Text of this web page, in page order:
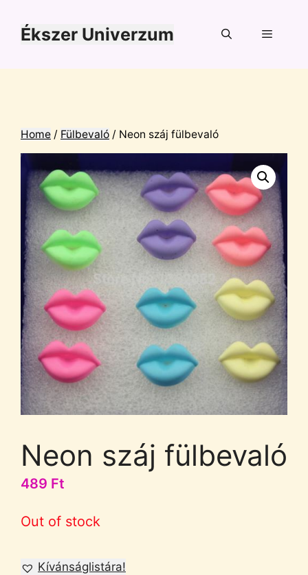
tartalomba
Ékszer Univerzum
Home / Fülbevaló / Neon száj fülbevaló
Neon száj fülbevaló
489 Ft
Out of stock
Kívánságlistára!